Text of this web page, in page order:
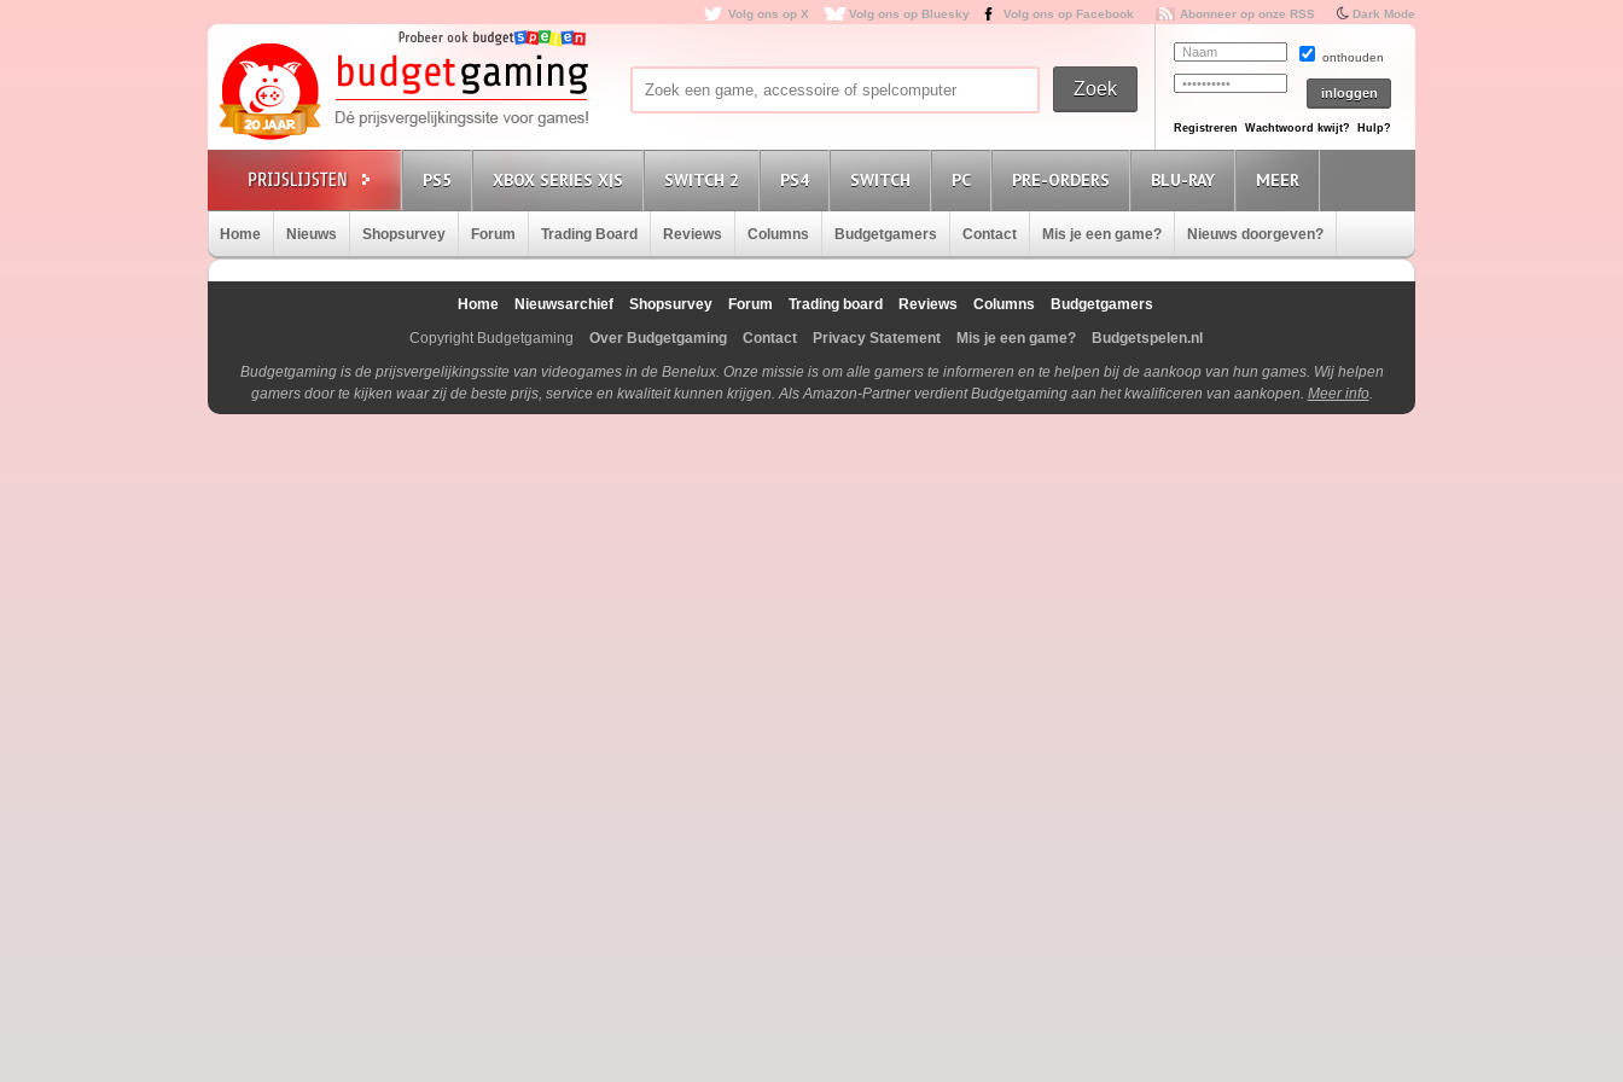
Volg ons op X Volg ons op Bluesky Volg ons op Facebook Abonneer op onze RSS Dark Mode
onthouden
Registreren Wachtwoord kwijt? Hulp?
PS5 XBOX SERIES X|S SWITCH 2 PS4 SWITCH PC PRE-ORDERS BLU-RAY MEER
Home Nieuws Shopsurvey Forum Trading Board Reviews Columns Budgetgamers Contact Mis je een game? Nieuws doorgeven?
Home Nieuwsarchief Shopsurvey Forum Trading board Reviews Columns
Budgetgamers
Copyright Budgetgaming
Over Budgetgaming Contact Privacy Statement Mis je een game?
Budgetspelen.nl
Budgetgaming is de prijsvergelijkingssite van videogames in de Benelux. Onze missie is om alle gamers te informeren en te helpen bij de aankoop van hun games. Wij helpen
gamers door te kijken waar zij de beste prijs, service en kwaliteit kunnen krijgen. Als Amazon-Partner verdient Budgetgaming aan het kwalificeren van aankopen. Meer info.